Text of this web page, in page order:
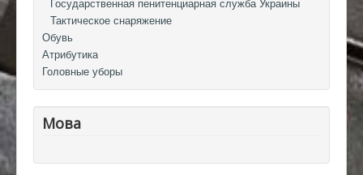
Тактическое снаряжение
Обувь
Атрибутика
Головные уборы
Мова